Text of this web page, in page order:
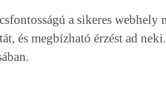
a sikeres
és megbízható érzést ad